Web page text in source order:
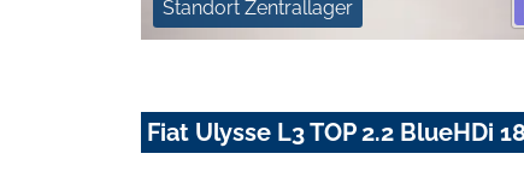
Standort Zentrallager
Fiat Ulysse L3 TOP 2.2 BlueHDi